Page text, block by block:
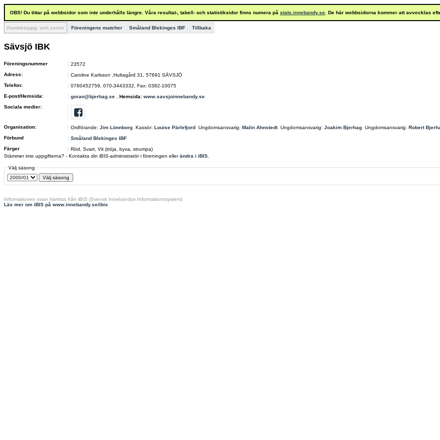
OBS! Du tittar på webbsidor som inte underhålls längre. Våra resultat-, tabell- och statistiksidor finns numera på stats.innebandy.se . De här webbsidorna kommer att avvecklas
Kontaktuppg. och serier Föreningens matcher Småland Blekinges IBF Tillbaka
Sävsjö IBK
Föreningsnummer
23572
Adress:
Caroline Karlsson ,Hultagård 31, 57691 SÄVSJÖ
Telefon:
0760452759, 070-3443332, Fax: 0382-10075
E-post/Hemsida:
goran@bjerhag.se Hemsida: www.savsjoinnebandy.se
Sociala medier:
Organisation: Ordförande: Jim Lönnborg Kassör: Louise Pärlefjord Ungdomsansvarig: Malin Ahnstedt Ungdomsansvarig: Joakim Bjerhag Ungdomsansvarig: Robert
Förbund
Småland Blekinges IBF
Färger
Röd, Svart, Vit (tröja, byxa, strumpa)
Stämmer inte uppgifterna? - Kontakta din iBIS-administratör i föreningen ellerändra i iBIS
Välj säsong
Informationen ovan hämtas från iBIS (Svensk Innebandys Informationssystem)
Läs mer om iBIS på www.innebandy.se/ibis